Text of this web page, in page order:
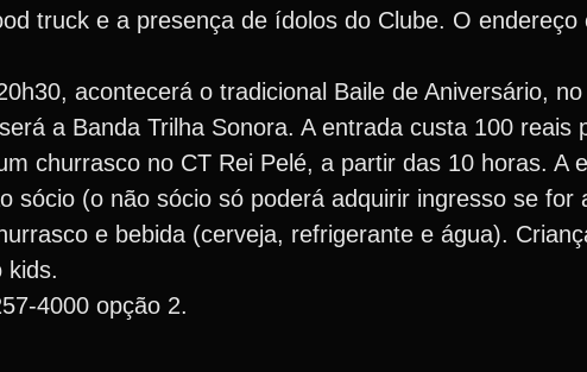
truck e a presença de ídolos do Clube. O endereço
acontecerá o tradicional Baile de Aniversário,
a Banda Trilha Sonora. A entrada custa 100 reais
churrasco no CT Rei Pelé, a partir das 10 horas. A
sócio (o não sócio só poderá adquirir ingresso se for
e bebida (cerveja, refrigerante e água).
kids.
4000 opção 2.